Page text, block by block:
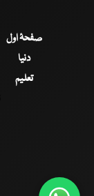
صفحۂ اول
دنیا
تعلیم